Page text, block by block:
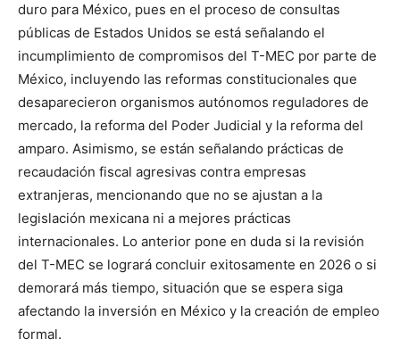
duro para México, pues en el proceso de consultas
públicas de Estados Unidos se está señalando el
incumplimiento de compromisos del T-MEC por parte de
México, incluyendo las reformas constitucionales que
desaparecieron organismos autónomos reguladores de
mercado, la reforma del Poder Judicial y la reforma del
amparo. Asimismo, se están señalando prácticas de
recaudación fiscal agresivas contra empresas
extranjeras, mencionando que no se ajustan a la
legislación mexicana ni a mejores prácticas
internacionales. Lo anterior pone en duda si la revisión
del T-MEC se logrará concluir exitosamente en 2026 o si
demorará más tiempo, situación que se espera siga
afectando la inversión en México y la creación de empleo
formal.